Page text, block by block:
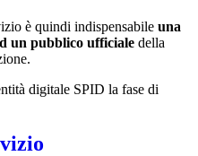
è quindi indispensabile una
un pubblico ufficiale della
digitale SPID la fase di